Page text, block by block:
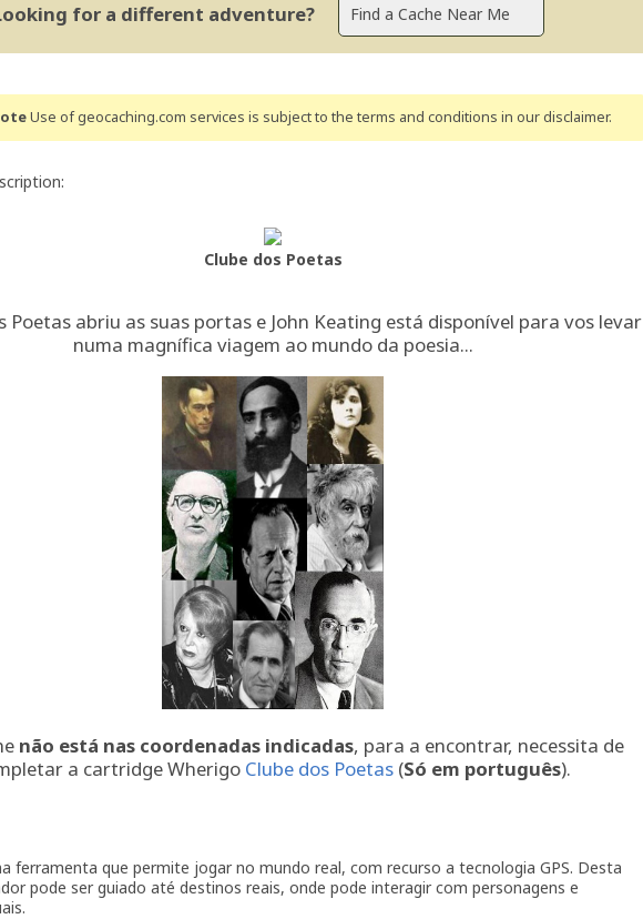
for a different adventure?
Use of geocaching.com services is subject to the terms and conditions in our disclaimer.
Clube dos Poetas
Poetas abriu as suas portas e John Keating está disponível para vos levar
numa magnífica viagem ao mundo da poesia...
não está nas coordenadas indicadas, para a encontrar, necessita de
a cartridge Wherigo Clube dos Poetas (Só em português).
ferramenta que permite jogar no mundo real, com recurso a tecnologia GPS. Desta
pode ser guiado até destinos reais, onde pode interagir com personagens e